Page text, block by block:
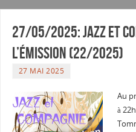
27/05/2025: Jazz et
l’émission (22/2025)
27 MAI 2025
Au
à